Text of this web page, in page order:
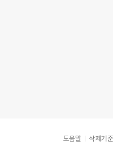
도움말 삭제기준